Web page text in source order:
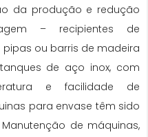
da produção e redução
– recipientes de
ou barris de madeira
de aço inox, com
e facilidade de
para envase têm sido
de máquinas,